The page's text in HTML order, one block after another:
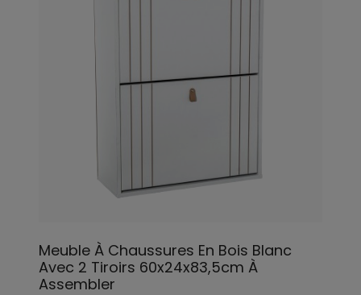
Meuble À Chaussures En Bois Blanc
Avec 2 Tiroirs 60x24x83,5cm À
Assembler